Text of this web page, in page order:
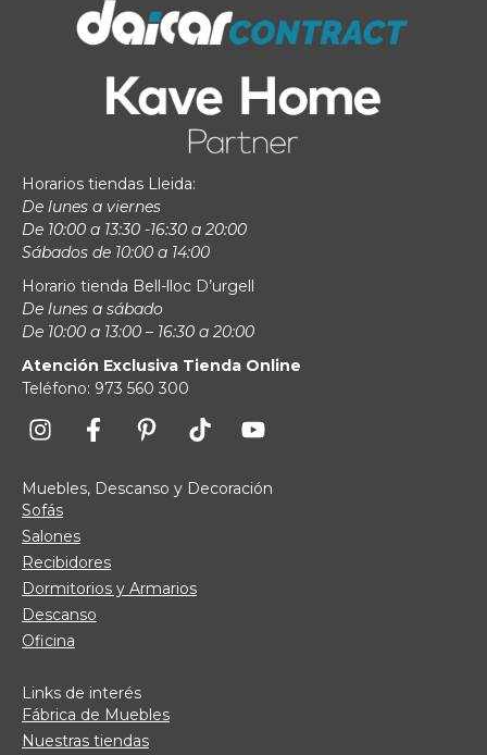
Horarios tiendas Lleida:
De lunes a viernes
De 10:00 a 13:30 -16:30 a 20:00
Sábados de 10:00 a 14:00
Horario tienda Bell-lloc D’urgell
De lunes a sábado
De 10:00 a 13:00 – 16:30 a 20:00
Atención Exclusiva Tienda Online
Teléfono: 973 560 300
Muebles, Descanso y Decoración
Sofás
Salones
Recibidores
Dormitorios y Armarios
Descanso
Oficina
Links de interés
Fábrica de Muebles
Nuestras tiendas